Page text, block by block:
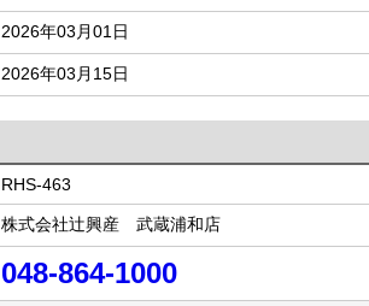
2026年03月01日
2026年03月15日
RHS-463
株式会社辻興産 武蔵浦和店
048-864-1000